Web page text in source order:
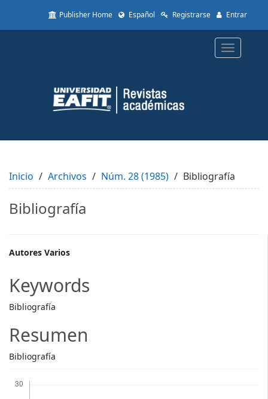
to
Content
Sidebar
Publisher Home Español Registrarse Entrar
Toggle
Inicio Archivos Núm. 28 (1985) Bibliografía
Bibliografía
Main
Article
Content
Autores Varios
Keywords
Bibliografía
Resumen
Bibliografía